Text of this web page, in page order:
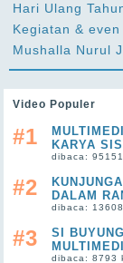
Hari Ulang
Kegiatan & even
Mushalla Nurul
Video Populer
#1
KARYA
dibaca:
#2
DALAM
dibaca:
#3
SI
dibaca: 8793